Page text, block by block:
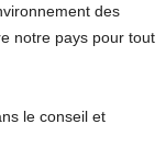
des
notre pays pour tout
le conseil et